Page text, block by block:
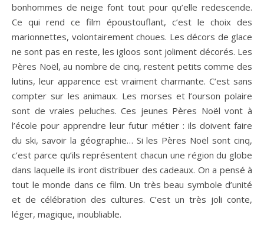
bonhommes de neige font tout pour qu’elle redescende.
Ce qui rend ce film époustouflant, c’est le choix des
marionnettes, volontairement choues. Les décors de glace
ne sont pas en reste, les igloos sont joliment décorés. Les
Pères Noël, au nombre de cinq, restent petits comme des
lutins, leur apparence est vraiment charmante. C’est sans
compter sur les animaux. Les morses et l’ourson polaire
sont de vraies peluches. Ces jeunes Pères Noël vont à
l’école pour apprendre leur futur métier : ils doivent faire
du ski, savoir la géographie… Si les Pères Noël sont cinq,
c’est parce qu’ils représentent chacun une région du globe
dans laquelle ils iront distribuer des cadeaux. On a pensé à
tout le monde dans ce film. Un très beau symbole d’unité
et de célébration des cultures. C’est un très joli conte,
léger, magique, inoubliable.